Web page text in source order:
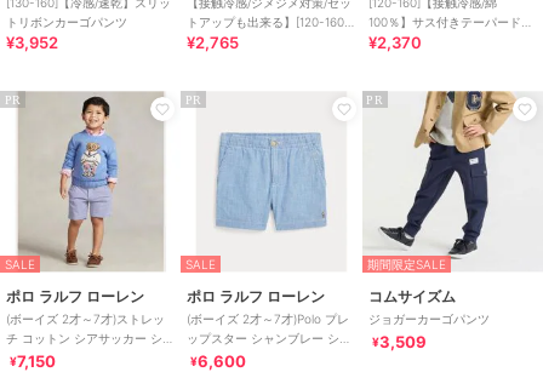
トリボンカーゴパンツ
¥3,952
トアップも出来る】[120-160]
デコデニムキュロット
¥2,765
100％】サス付きテーパードパ
ンツ
¥2,370
PR
SALE
ポロ ラルフ ローレン
(ボーイズ 2才～7才)ストレッ
チ コットン シアサッカー ショ
ートパンツ
¥7,150
PR
SALE
ポロ ラルフ ローレン
(ボーイズ 2才～7才)Polo プレ
ップスター シャンブレー ショ
ートパンツ
¥6,600
PR
期間限定SALE
コムサイズム
ジョガーカーゴパンツ
¥3,509